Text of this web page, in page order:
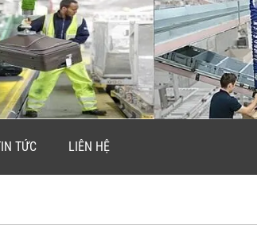
TỨC LIÊN HỆ